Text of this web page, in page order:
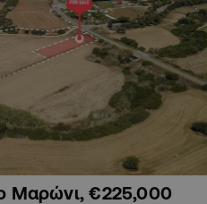
Μαρώνι, €225,000